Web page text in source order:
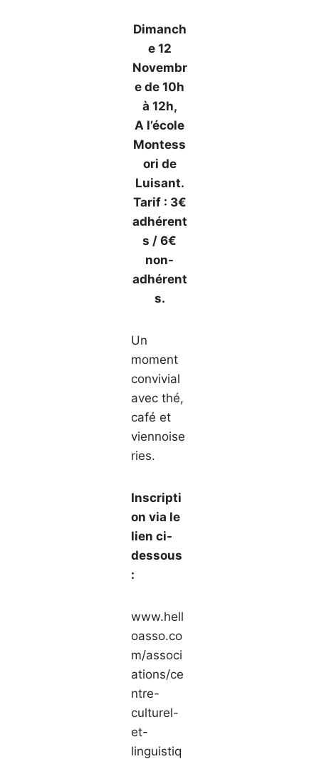
Dimanch
e 12
Novembr
e de 10h
à 12h,
A l’école
Montess
ori de
Luisant.
Tarif : 3€
adhérent
s / 6€
non-
adhérent
s.
Un
moment
convivial
avec thé,
café et
viennoise
ries.
Inscripti
on via le
lien ci-
dessous
:
www.hell
oasso.co
m/associ
ations/ce
ntre-
culturel-
et-
linguistiq